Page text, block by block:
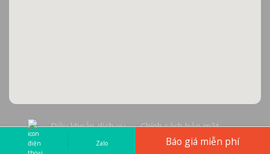
Điều khoản dịch vụ
Chính sách bảo mật
Copyright 2026 © Cơ sở Đá Mỹ Nghệ Thăng Long
Zalo Báo giá miễn phí